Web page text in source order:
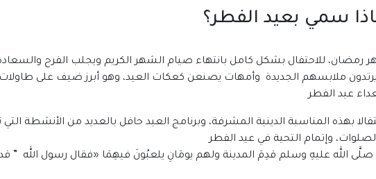
سمي بعيد الفطر؟
رمضان، للاحتفال بشكل كامل بانتهاء صيام الشهر الكريم ويجلب الفرح
يرتدون ملابسهم الجديدة وأمهات يصنعن كعكات العيد، وهو أبرز ضيف على
عيد الفطر
بهذه المناسبة الدينية المشرفة، وبرنامج العيد حافل بالعديد من الأنشطة
وإتمام التحية في عيد الفطر
صلَّى الله عليهِ وسلم قدِمَ المدينة ولهم يومَانِ يلعبُونَ فيهِمَا «فقال رسول الله ” قد